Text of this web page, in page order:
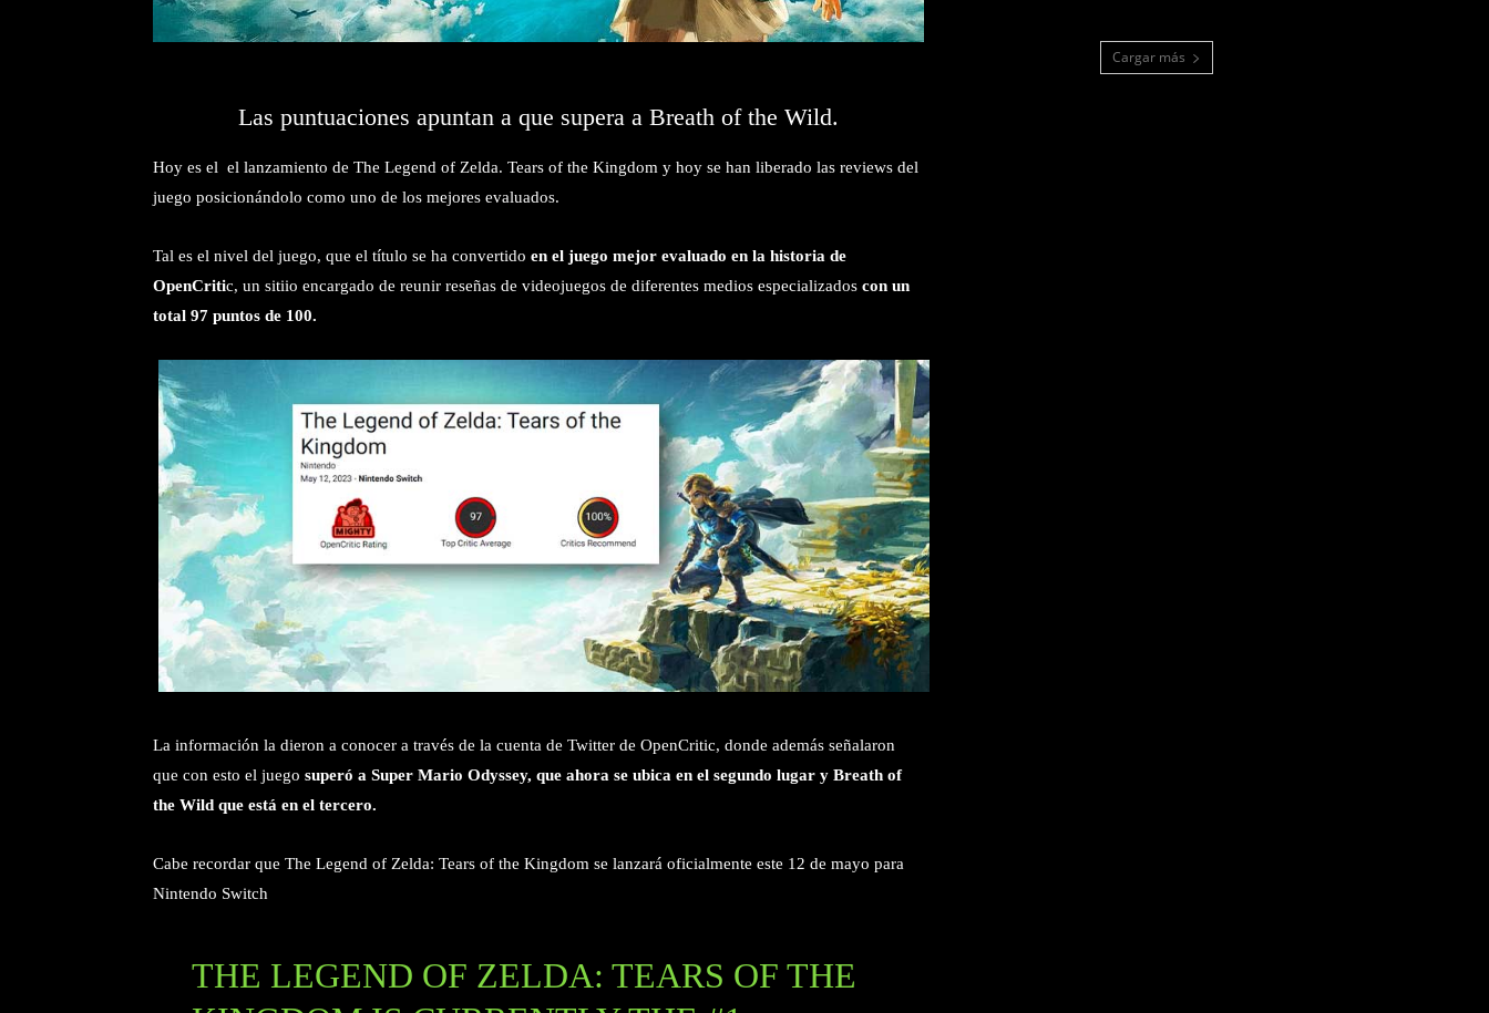
Las puntuaciones apuntan a que supera a Breath of the Wild.
Hoy es el el lanzamiento de The Legend of Zelda. Tears of the Kingdom y hoy se han liberado las reviews del
juego posicionándolo como uno de los mejores evaluados.
Tal es el nivel del juego, que el título se ha convertido en el juego mejor evaluado en la historia de
OpenCritic, un sitiio encargado de reunir reseñas de videojuegos de diferentes medios especializados con un
total 97 puntos de 100.
La información la dieron a conocer a través de la cuenta de Twitter de OpenCritic, donde además señalaron
que con esto el juego superó a Super Mario Odyssey, que ahora se ubica en el segundo lugar y Breath of
the Wild que está en el tercero.
Cabe recordar que The Legend of Zelda: Tears of the Kingdom se lanzará oficialmente este 12 de mayo para
Nintendo Switch
THE LEGEND OF ZELDA: TEARS OF THE
Cargar más